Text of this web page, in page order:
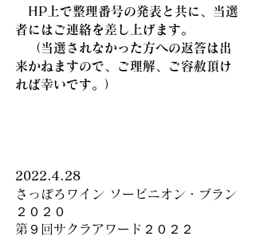
HP上で整理番号の発表と共に、当選
者にはご連絡を差し上げます。
（当選されなかった方への返答は出
来かねますので、ご理解、ご容赦頂け
れば幸いです。）
2022.4.28
さっぽろワイン ソービニオン・ブラン
２０２０
第９回サクラアワード２０２２